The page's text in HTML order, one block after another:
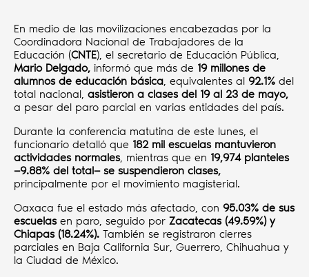
En medio de las movilizaciones encabezadas por la
Coordinadora Nacional de Trabajadores de la
Educación (CNTE), el secretario de Educación Pública,
Mario Delgado, informó que más de 19 millones de
alumnos de educación básica, equivalentes al 92.1% del
total nacional, asistieron a clases del 19 al 23 de mayo,
a pesar del paro parcial en varias entidades del país.
Durante la conferencia matutina de este lunes, el
funcionario detalló que 182 mil escuelas mantuvieron
actividades normales, mientras que en 19,974 planteles
—9.88% del total— se suspendieron clases,
principalmente por el movimiento magisterial.
Oaxaca fue el estado más afectado, con 95.03% de sus
escuelas en paro, seguido por Zacatecas (49.59%) y
Chiapas (18.24%). También se registraron cierres
parciales en Baja California Sur, Guerrero, Chihuahua y
la Ciudad de México.